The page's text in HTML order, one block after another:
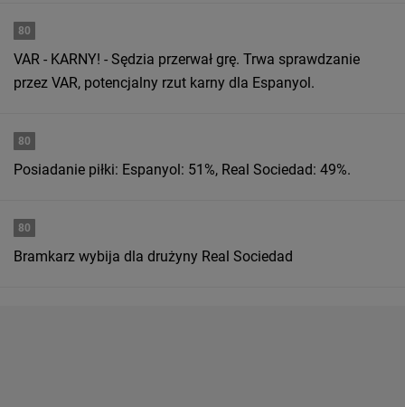
80
VAR - KARNY! - Sędzia przerwał grę. Trwa sprawdzanie
przez VAR, potencjalny rzut karny dla Espanyol.
80
Posiadanie piłki: Espanyol: 51%, Real Sociedad: 49%.
80
Bramkarz wybija dla drużyny Real Sociedad